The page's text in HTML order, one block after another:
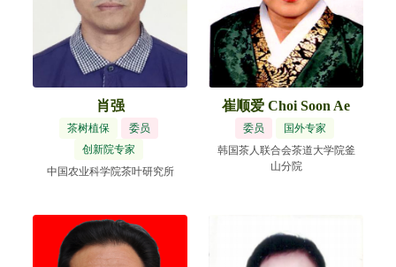
肖强
茶树植保
委员
创新院专家
中国农业科学院茶叶研究所
崔顺爱 Choi Soon Ae
委员
国外专家
韩国茶人联合会茶道大学院釜
山分院